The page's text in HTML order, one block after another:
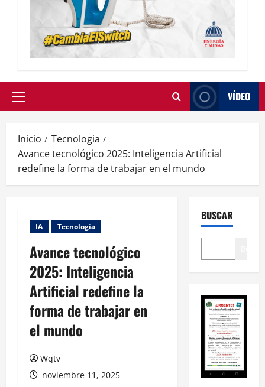
VÍDEO
Inicio
Tecnologia
Avance tecnológico 2025: Inteligencia Artificial
redefine la forma de trabajar en el mundo
IA Tecnologia
Avance tecnológico
2025: Inteligencia
Artificial redefine la
forma de trabajar en
el mundo
Wqtv
noviembre 11, 2025
BUSCAR